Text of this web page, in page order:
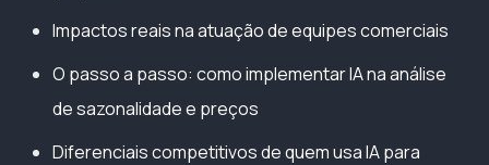
Impactos reais na atuação de equipes comerciais
O passo a passo: como implementar IA na análise
de sazonalidade e preços
Diferenciais competitivos de quem usa IA para